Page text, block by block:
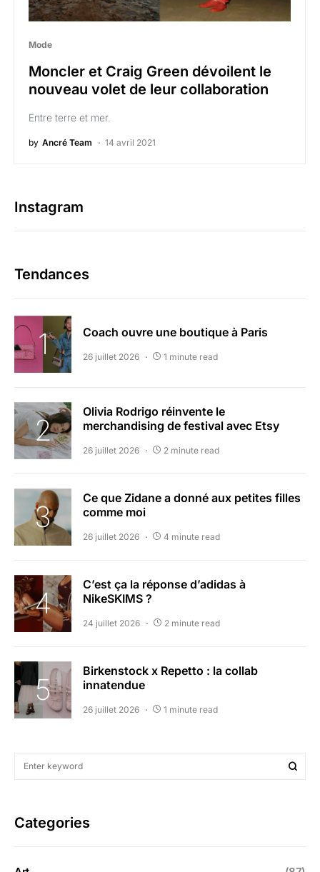
Mode
Moncler et Craig Green dévoilent le
nouveau volet de leur collaboration
Entre terre et mer.
by Ancré Team 14 avril 2021
Instagram
Tendances
Coach ouvre une boutique à Paris
26 juillet 2026 1 minute read
Olivia Rodrigo réinvente le
merchandising de festival avec Etsy
26 juillet 2026 2 minute read
Ce que Zidane a donné aux petites filles
comme moi
26 juillet 2026 4 minute read
C’est ça la réponse d’adidas à
NikeSKIMS ?
24 juillet 2026 2 minute read
Birkenstock x Repetto : la collab
innatendue
26 juillet 2026 1 minute read
Categories